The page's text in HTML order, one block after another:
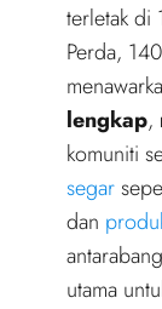
terletak di
Perda,
lengkap,
komuniti
segar
dan
utama